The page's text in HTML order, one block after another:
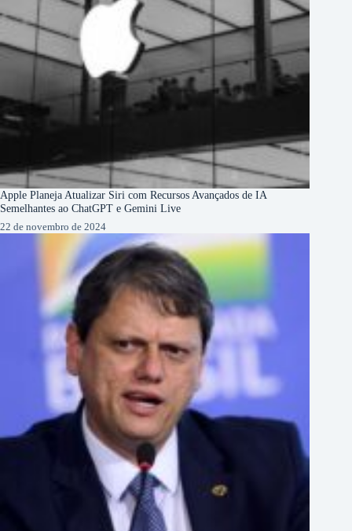
Apple Planeja Atualizar Siri com Recursos Avançados de IA
Semelhantes ao ChatGPT e Gemini Live
22 de novembro de 2024